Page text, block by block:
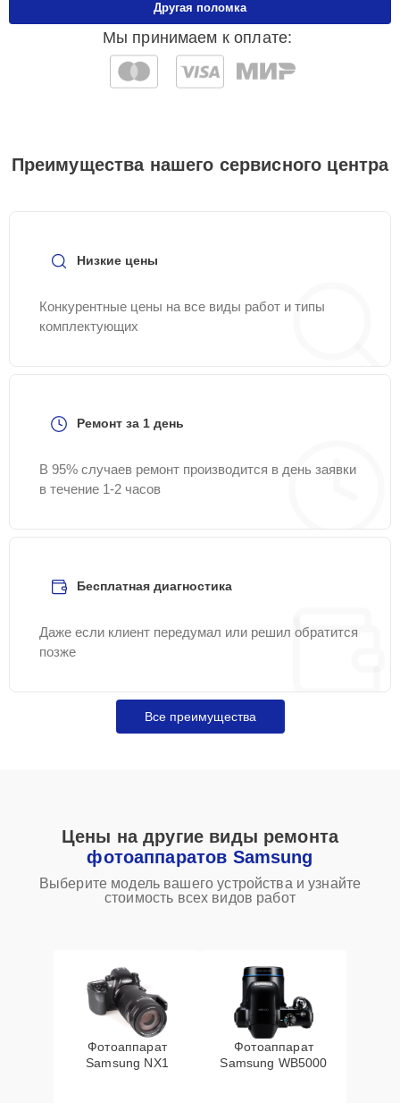
Мы принимаем к оплате:
Другая поломка
Преимущества нашего сервисного центра
Низкие цены
Конкурентные цены на все виды работ и типы
комплектующих
Ремонт за 1 день
В 95% случаев ремонт производится в день заявки
в течение 1-2 часов
Бесплатная диагностика
Даже если клиент передумал или решил обратится
позже
Все преимущества
Цены на другие виды ремонта
фотоаппаратов Samsung
Выберите модель вашего устройства и узнайте
стоимость всех видов работ
Фотоаппарат
Samsung NX1
Фотоаппарат
Samsung WB5000